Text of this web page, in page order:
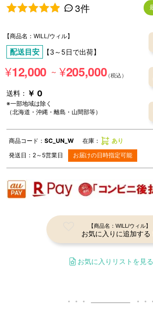
3件
【商品名：WILL/ウィル】
配送目安 【3～5日で出荷】
¥12,000 ～ ¥205,000
送料： ￥ 0
※一部地域は除く
（北海道・沖縄・離島・山間部等）
商品コード：SC_UN_W 在庫：
あり
発送日： 2～5営業日 お届けの日時指定可能
【商品名：WILL/ウィル】
お気に入りに追加する
お気に入りリストを見る